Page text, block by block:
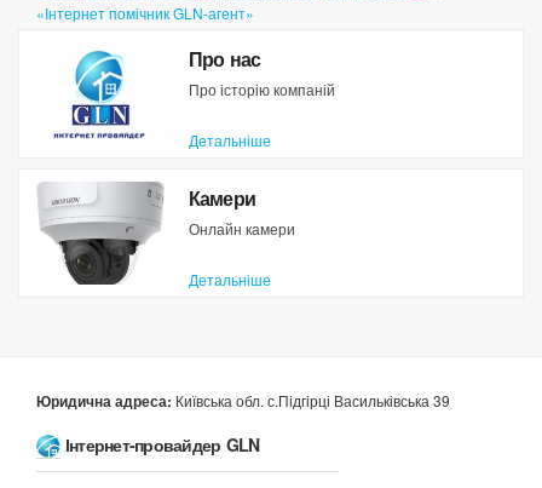
«Інтернет помічник GLN-агент»
Про нас
Про історію компаній
Детальніше
Камери
Онлайн камери
Детальніше
Юридична адреса: Київська обл. с.Підгірці Васильківська 39
Інтернет-провайдер GLN